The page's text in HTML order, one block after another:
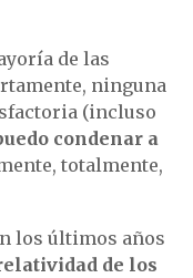
de las
ninguna
(incluso
condenar a
totalmente,
los últimos años
de los